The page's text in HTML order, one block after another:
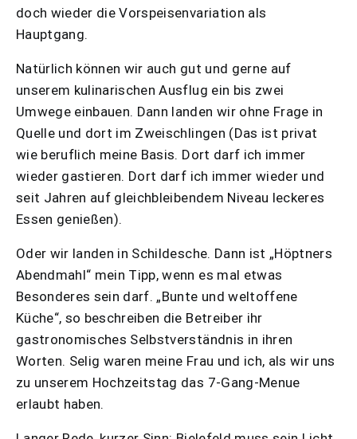
doch wieder die Vorspeisenvariation als
Hauptgang.
Natürlich können wir auch gut und gerne auf
unserem kulinarischen Ausflug ein bis zwei
Umwege einbauen. Dann landen wir ohne Frage in
Quelle und dort im Zweischlingen (Das ist privat
wie beruflich meine Basis. Dort darf ich immer
wieder gastieren. Dort darf ich immer wieder und
seit Jahren auf gleichbleibendem Niveau leckeres
Essen genießen).
Oder wir landen in Schildesche. Dann ist „Höptners
Abendmahl“ mein Tipp, wenn es mal etwas
Besonderes sein darf. „Bunte und weltoffene
Küche“, so beschreiben die Betreiber ihr
gastronomisches Selbstverständnis in ihren
Worten. Selig waren meine Frau und ich, als wir uns
zu unserem Hochzeitstag das 7-Gang-Menue
erlaubt haben.